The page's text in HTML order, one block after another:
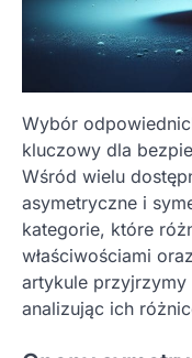
Wybór
kluczowy dla
Wśród wielu
asymetryczne i
kategorie, które
właściwościami
artykule
analizując ich